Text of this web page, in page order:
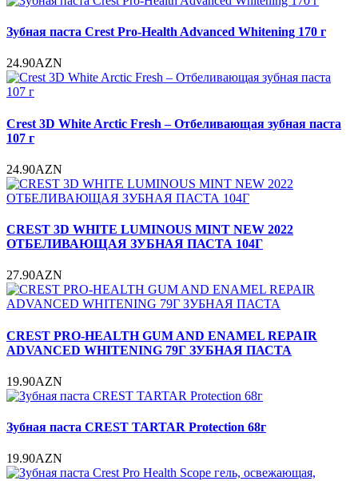
Зубная паста Crest Pro-Health Advanced Whitening 170 г
24.90AZN
Crest 3D White Arctic Fresh – Отбеливающая зубная паста
107 г
24.90AZN
CREST 3D WHITE LUMINOUS MINT NEW 2022
ОТБЕЛИВАЮЩАЯ ЗУБНАЯ ПАСТА 104Г
27.90AZN
CREST PRO-HEALTH GUM AND ENAMEL REPAIR
ADVANCED WHITENING 79Г ЗУБНАЯ ПАСТА
19.90AZN
Зубная паста CREST TARTAR Protection 68г
19.90AZN